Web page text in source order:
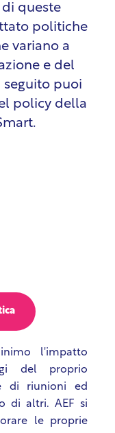
di queste
politiche
variano a
e del
puoi
policy della
l'impatto
del proprio
di riunioni ed
di altri. AEF si
le proprie